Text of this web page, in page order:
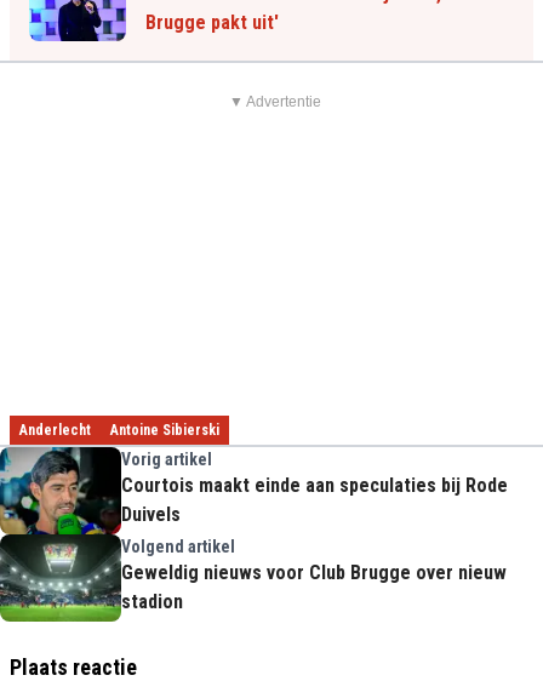
Brugge pakt uit'
▼ Advertentie
Anderlecht Antoine Sibierski
Vorig artikel
Courtois maakt einde aan speculaties bij Rode
Duivels
Volgend artikel
Geweldig nieuws voor Club Brugge over nieuw
stadion
Plaats reactie